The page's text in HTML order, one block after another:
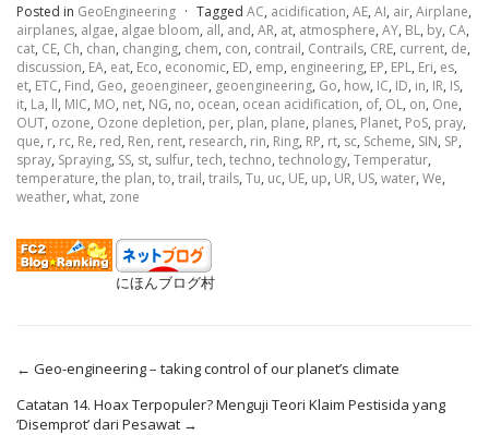
Posted in GeoEngineering · Tagged AC, acidification, AE, AI, air, Airplane,
airplanes, algae, algae bloom, all, and, AR, at, atmosphere, AY, BL, by, CA,
cat, CE, Ch, chan, changing, chem, con, contrail, Contrails, CRE, current, de,
discussion, EA, eat, Eco, economic, ED, emp, engineering, EP, EPL, Eri, es,
et, ETC, Find, Geo, geoengineer, geoengineering, Go, how, IC, ID, in, IR, IS,
it, La, ll, MIC, MO, net, NG, no, ocean, ocean acidification, of, OL, on, One,
OUT, ozone, Ozone depletion, per, plan, plane, planes, Planet, PoS, pray,
que, r, rc, Re, red, Ren, rent, research, rin, Ring, RP, rt, sc, Scheme, SIN, SP,
spray, Spraying, SS, st, sulfur, tech, techno, technology, Temperatur,
temperature, the plan, to, trail, trails, Tu, uc, UE, up, UR, US, water, We,
weather, what, zone
にほんブログ村
← Geo-engineering – taking control of our planet’s climate
Catatan 14. Hoax Terpopuler? Menguji Teori Klaim Pestisida yang
‘Disemprot’ dari Pesawat →